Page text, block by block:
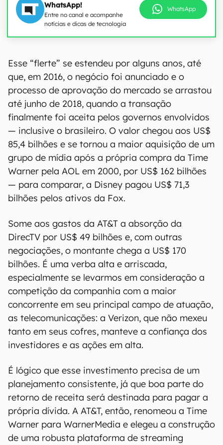
WhatsApp!
Entre no canal e acompanhe
notícias e dicas de tecnologia
WhatsApp
Esse “flerte” se estendeu por alguns anos, até
que, em 2016, o negócio foi anunciado e o
processo de aprovação do mercado se arrastou
até junho de 2018, quando a transação
finalmente foi aceita pelos governos envolvidos
— inclusive o brasileiro. O valor chegou aos US$
85,4 bilhões e se tornou a maior aquisição de um
grupo de mídia após a própria compra da Time
Warner pela AOL em 2000, por US$ 162 bilhões
— para comparar, a Disney pagou US$ 71,3
bilhões pelos ativos da Fox.
Some aos gastos da AT&T a absorção da
DirecTV por US$ 49 bilhões e, com outras
negociações, o montante chega a US$ 170
bilhões. É uma verba alta e arriscada,
especialmente se levarmos em consideração a
competição da companhia com a maior
concorrente em seu principal campo de atuação,
as telecomunicações: a Verizon, que não mexeu
tanto em seus cofres, manteve a confiança dos
investidores e as ações em alta.
É lógico que esse investimento precisa de um
planejamento consistente, já que boa parte do
retorno de receita será destinada para pagar a
própria dívida. A AT&T, então, renomeou a Time
Warner para WarnerMedia e elegeu a construção
de uma robusta plataforma de streaming